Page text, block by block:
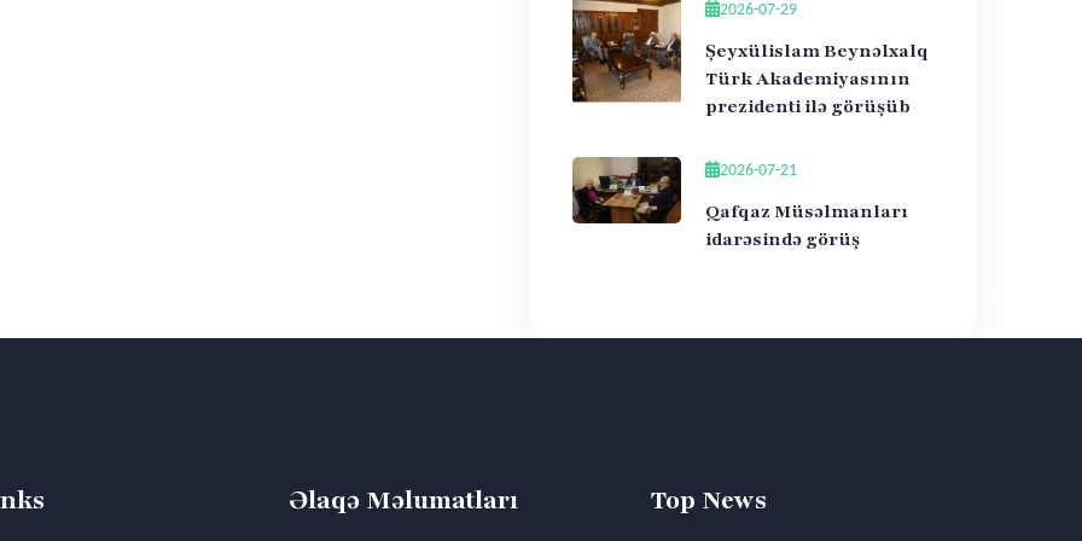
2026-07-29
Şeyxülislam Beynəlxalq
Türk Akademiyasının
prezidenti ilə görüşüb
2026-07-21
Qafqaz Müsəlmanları
idarəsində görüş
Əlaqə Məlumatları Top News